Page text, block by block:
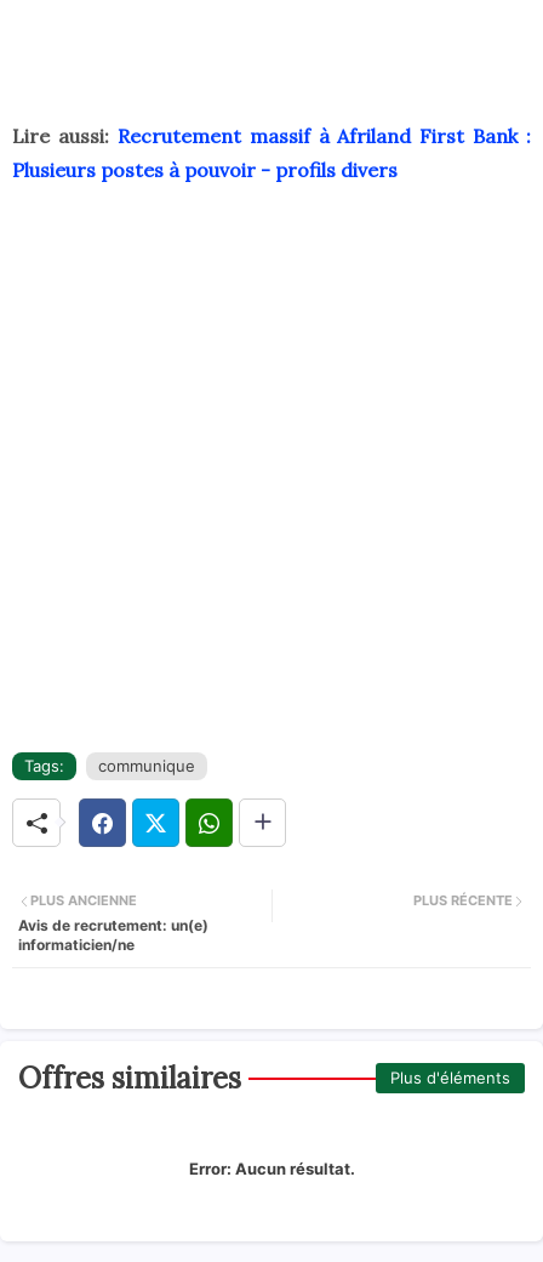
Lire aussi: Recrutement massif à Afriland First Bank :
Plusieurs postes à pouvoir - profils divers
Tags: communique
PLUS RÉCENTE
PLUS ANCIENNE
Avis de recrutement: un(e)
informaticien/ne
Offres similaires Plus d'éléments
Error: Aucun résultat.